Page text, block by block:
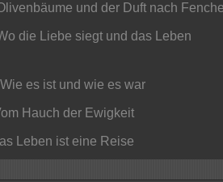
und der Duft nach
die Liebe siegt und das Leben
es ist und wie es war
Hauch der Ewigkeit
Leben ist eine Reise